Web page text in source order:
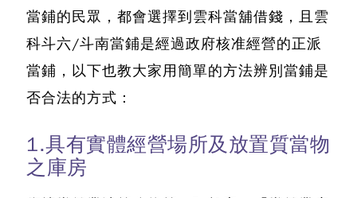
當鋪的民眾，都會選擇到雲科當舖借錢，且雲
科斗六/斗南當鋪是經過政府核准經營的正派
當鋪，以下也教大家用簡單的方法辨別當鋪是
否合法的方式：
1.具有實體經營場所及放置質當物
之庫房